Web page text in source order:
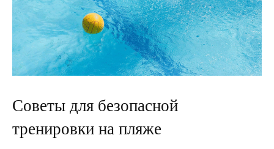
Советы для безопасной
тренировки на пляже